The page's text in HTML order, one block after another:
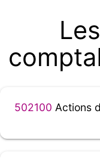
502100 Actions